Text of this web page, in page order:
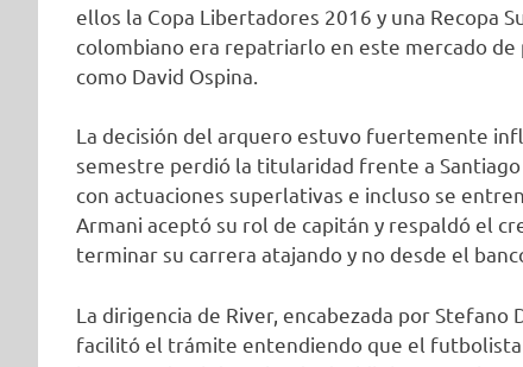
ellos la Copa Libertadores 2016 y una Recopa
colombiano era repatriarlo en este mercado
como David Ospina.
La decisión del arquero estuvo fuertemente
semestre perdió la titularidad frente a
con actuaciones superlativas e incluso se
Armani aceptó su rol de capitán y respaldó el
terminar su carrera atajando y no desde el
La dirigencia de River, encabezada por Stefano
facilitó el trámite entendiendo que el futbolista